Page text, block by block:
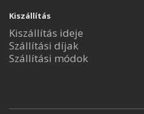
Kiszállítás
Kiszállítás ideje
Szállítási díjak
Szállítási módok